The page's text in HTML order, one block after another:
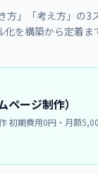
方」「考え方」の3
を構築から定着ま
ージ制作）
初期費用0円・月額